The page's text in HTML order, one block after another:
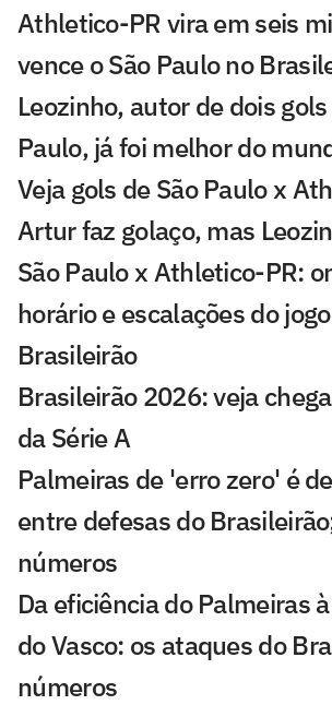
Athletico-PR vira em seis
vence o São Paulo no
Leozinho, autor de dois
Paulo, já foi melhor do
Veja gols de São Paulo x
Artur faz golaço, mas
São Paulo x Athletico-PR:
horário e escalações do
Brasileirão
Brasileirão 2026: veja
da Série A
Palmeiras de 'erro zero' é
entre defesas do
números
Da eficiência do Palmeiras
do Vasco: os ataques do
números